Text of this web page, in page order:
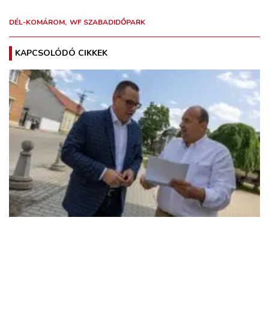
DÉL-KOMÁROM WF SZABADIDŐPARK
KAPCSOLÓDÓ CIKKEK